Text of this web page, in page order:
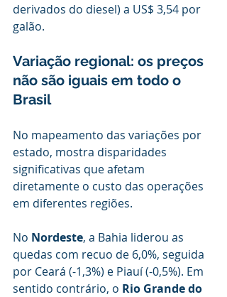
derivados do diesel) a US$ 3,54 por
galão.
Variação regional: os preços
não são iguais em todo o
Brasil
No mapeamento das variações por
estado, mostra disparidades
significativas que afetam
diretamente o custo das operações
em diferentes regiões.
No Nordeste, a Bahia liderou as
quedas com recuo de 6,0%, seguida
por Ceará (-1,3%) e Piauí (-0,5%). Em
sentido contrário, o Rio Grande do